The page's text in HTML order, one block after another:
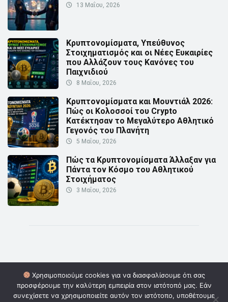
13 Μαΐου, 2026
Κρυπτονομίσματα, Υπεύθυνος
Στοιχηματισμός και οι Νέες Ευκαιρίες
που Αλλάζουν τους Κανόνες του
Παιχνιδιού
8 Μαΐου, 2026
Κρυπτονομίσματα και Μουντιάλ 2026:
Πώς οι Κολοσσοί του Crypto
Κατέκτησαν το Μεγαλύτερο Αθλητικό
Γεγονός του Πλανήτη
5 Μαΐου, 2026
Πώς τα Κρυπτονομίσματα Άλλαξαν για
Πάντα τον Κόσμο του Αθλητικού
Στοιχήματος
3 Μαΐου, 2026
© Copyright 2026 | Powered by Digital Οwners
| Επικοινωνία:
info@cryptoinformer.gr
Χρησιμοποιούμε cookies για να διασφαλίσουμε ότι σας
προσφέρουμε την καλύτερη εμπειρία στον ιστότοπό μας. Εάν
συνεχίσετε να χρησιμοποιείτε αυτόν τον ιστότοπο, υποθέτουμε